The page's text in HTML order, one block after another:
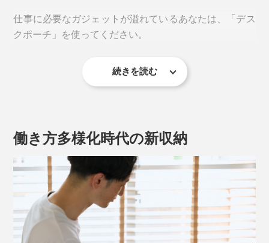
仕事に必要なガジェットが溢れているあなたは、「デス
クポーチ」を使ってください。
続きを読む
働き方多様化時代の新収納